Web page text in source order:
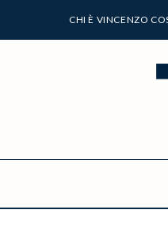
CHI È VINCENZO